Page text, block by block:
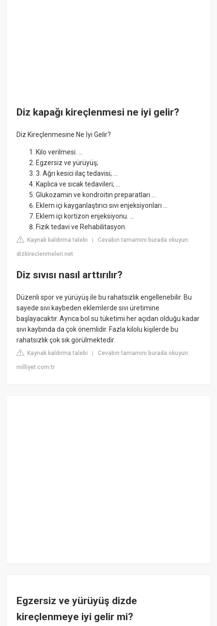
Diz kapağı kireçlenmesi ne iyi gelir?
Diz Kireçlenmesine Ne İyi Gelir?
Kilo verilmesi. ...
Egzersiz ve yürüyüş;
3. Ağrı kesici ilaç tedavisi; ...
Kaplıca ve sıcak tedavileri; ...
Glukozamin ve kondroitin preparatları ...
Eklem içi kayganlaştırıcı sıvı enjeksiyonları ...
Eklem içi kortizon enjeksiyonu. ...
Fizik tedavi ve Rehabilitasyon.
Kaynak kaldırma talebi |Cevabın tamamını burada okuyun:
dizkireclenmeleri.net
Diz sıvısı nasıl arttırılır?
Düzenli spor ve yürüyüş ile bu rahatsızlık engellenebilir. Bu
sayede sıvı kaybeden eklemlerde sıvı üretimine
başlayacaktır. Ayrıca bol su tüketimi her açıdan olduğu kadar
sıvı kaybında da çok önemlidir. Fazla kilolu kişilerde bu
rahatsızlık çok sık görülmektedir.
Kaynak kaldırma talebi |Cevabın tamamını burada okuyun:
milliyet.com.tr
Egzersiz ve yürüyüş dizde
kireçlenmeye iyi gelir mi?